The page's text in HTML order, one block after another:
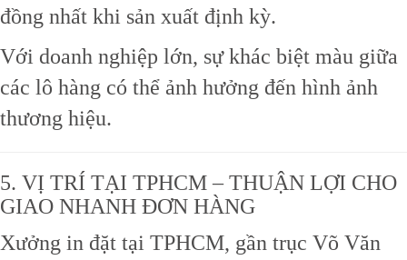
đồng nhất khi sản xuất định kỳ.
Với doanh nghiệp lớn, sự khác biệt màu giữa
các lô hàng có thể ảnh hưởng đến hình ảnh
thương hiệu.
5. VỊ TRÍ TẠI TPHCM – THUẬN LỢI CHO
GIAO NHANH ĐƠN HÀNG
Xưởng in đặt tại TPHCM, gần trục Võ Văn